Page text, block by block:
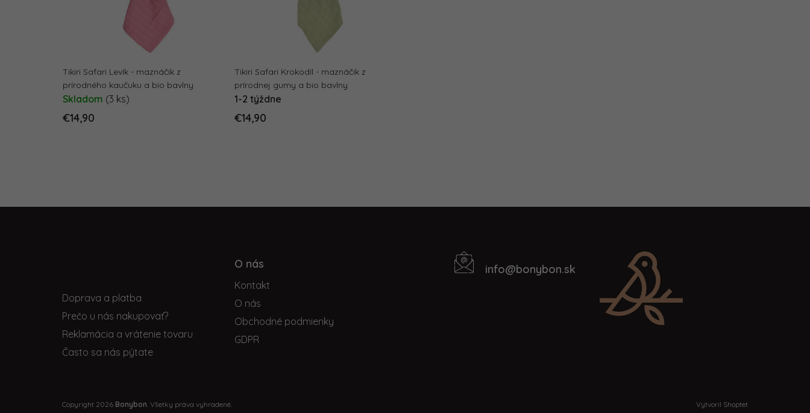
Tikiri Safari Levík - maznáčik z
prírodného kaučuku a bio bavlny
Skladom (3 ks)
€14,90
Tikiri Safari Krokodíl - maznáčik z
prírodnej gumy a bio bavlny
1-2 týždne
€14,90
Doprava a platba
Prečo u nás nakupovať?
Reklamácia a vrátenie tovaru
Často sa nás pýtate
O nás
Kontakt
O nás
Obchodné podmienky
GDPR
info@bonybon.sk
Vytvoril Shoptet
Copyright 2026 Bonybon. Všetky práva vyhradené.